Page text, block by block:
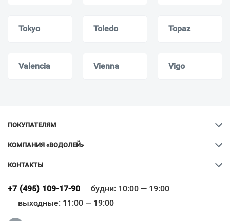
Tokyo Toledo Topaz
Valencia Vienna Vigo
ПОКУПАТЕЛЯМ
КОМПАНИЯ «ВОДОЛЕЙ»
КОНТАКТЫ
+7 (495) 109-17-90
будни: 10:00 — 19:00
выходные: 11:00 — 19:00
Всё верно